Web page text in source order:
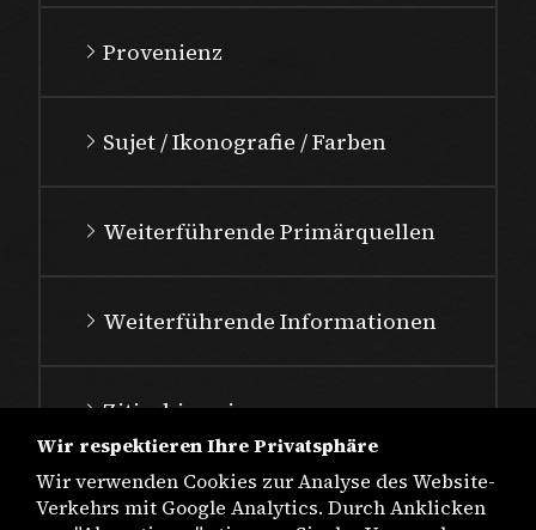
Provenienz
Sujet / Ikonografie / Farben
Weiterführende Primärquellen
Weiterführende Informationen
Zitierhinweis
Wir respektieren Ihre Privatsphäre
Wir verwenden Cookies zur Analyse des Website-
Verkehrs mit Google Analytics. Durch Anklicken